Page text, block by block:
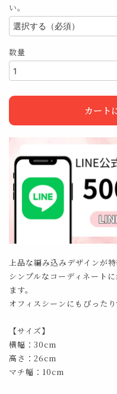
い。
数量
カート
上品な編み込みデザインが特
シンプルなコーディネート
ます。
オフィスシーンにもぴったり
【サイズ】
横幅：30cm
高さ：26cm
マチ幅：10cm